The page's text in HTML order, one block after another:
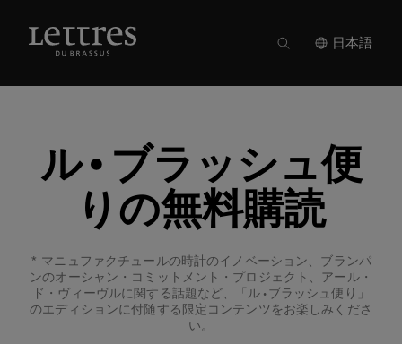
日本語
ル•ブラッシュ便
りの無料購読
マニュファクチュールの時計のイノベーション、ブランパ
ンのオーシャン・コミットメント・プロジェクト、アール・
ド・ヴィーヴルに関する話題など、「ル•ブラッシュ便り」
のエディションに付随する限定コンテンツをお楽しみくださ
い。